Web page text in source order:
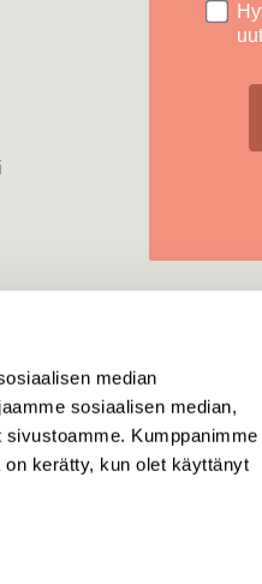
median
sosiaalisen median,
Kumppanimme
kerätty, kun olet käyttänyt